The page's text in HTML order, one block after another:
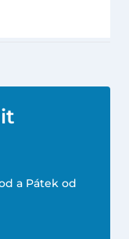
a Pátek od